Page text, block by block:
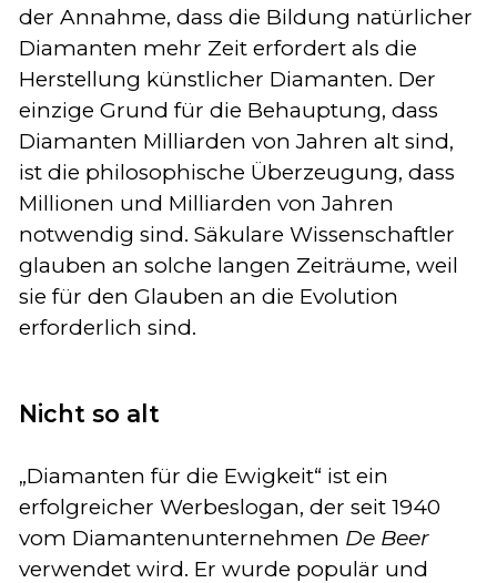
der Annahme, dass die Bildung natürlicher
Diamanten mehr Zeit erfordert als die
Herstellung künstlicher Diamanten. Der
einzige Grund für die Behauptung, dass
Diamanten Milliarden von Jahren alt sind,
ist die philosophische Überzeugung, dass
Millionen und Milliarden von Jahren
notwendig sind. Säkulare Wissenschaftler
glauben an solche langen Zeiträume, weil
sie für den Glauben an die Evolution
erforderlich sind.
Nicht so alt
„Diamanten für die Ewigkeit“ ist ein
erfolgreicher Werbeslogan, der seit 1940
vom Diamantenunternehmen De Beer
verwendet wird. Er wurde populär und